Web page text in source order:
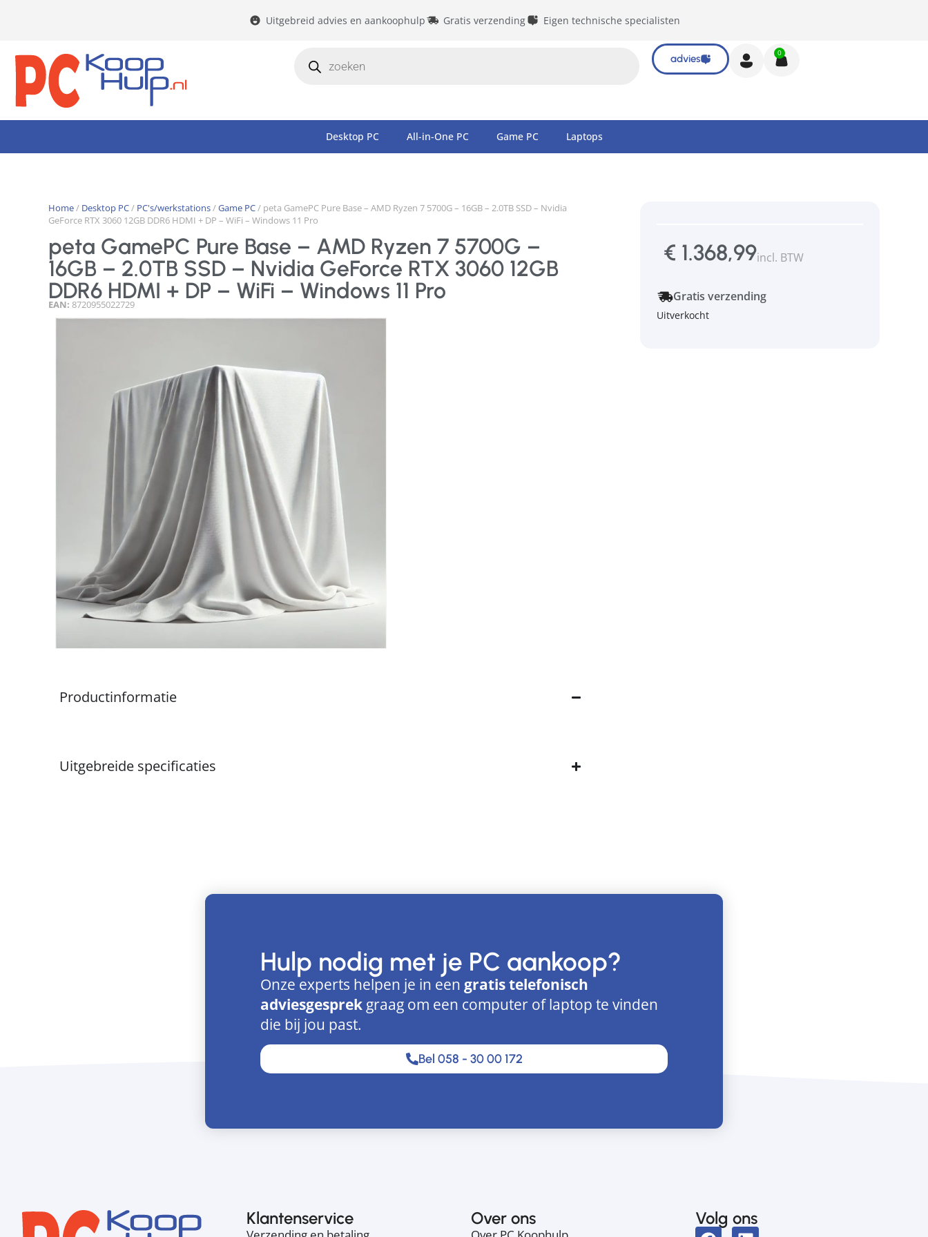
Uitgebreid advies en aankoophulp Gratis verzending Eigen technische specialisten
advies 0
Desktop PC All-in-One PC Game PC Laptops
Home/ Desktop PC/ PC's/werkstations/Game PC/ peta GamePC Pure Base – AMD Ryzen 7 5700G – 16GB – 2.0TB SSD – Nvidia
GeForce RTX 3060 12GB DDR6 HDMI + DP – WiFi – Windows 11 Pro
peta GamePC Pure Base – AMD Ryzen 7 5700G –
16GB – 2.0TB SSD – Nvidia GeForce RTX 3060 12GB
DDR6 HDMI + DP – WiFi – Windows 11 Pro
EAN: 8720955022729
Productinformatie
Uitgebreide specificaties
€ 1.368,99incl. BTW
Gratis verzending
Uitverkocht
Hulp nodig met je PC aankoop?
Onze experts helpen je in een gratis telefonisch
adviesgesprek graag om een computer of laptop te vinden
die bij jou past.
Bel 058 - 30 00 172
Klantenservice Over ons Volg ons